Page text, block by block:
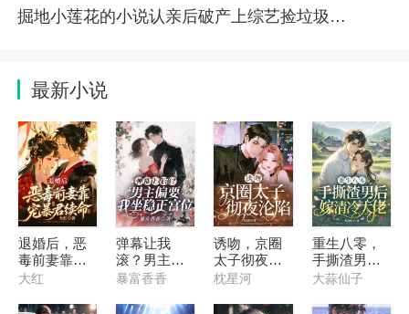
掘地小莲花的小说认亲后破产上综艺捡垃圾成顶流在线阅读无删减全文
最新小说
退婚后，恶
毒前妻靠宠
暴君续命
大红
弹幕让我
滚？男主偏
要我坐稳正
暴富香香
诱吻，京圈
太子彻夜沦
陷
枕星河
重生八零，
手撕渣男后
嫁清冷大佬
大蒜仙子